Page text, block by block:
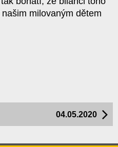
milovaným dětem
04.05.2020